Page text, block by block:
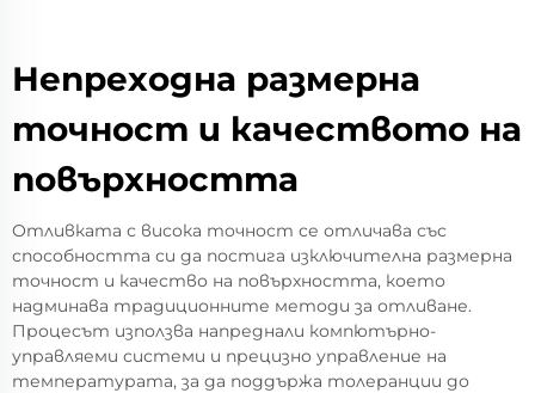
Непреходна размерна
точност и качеството на
повърхността
Отливката с висока точност се отличава със
способността си да постига изключителна размерна
точност и качество на повърхността, което
надминава традиционните методи за отливане.
Процесът използва напреднали компютърно-
управляеми системи и прецизно управление на
температурата, за да поддържа толеранции до